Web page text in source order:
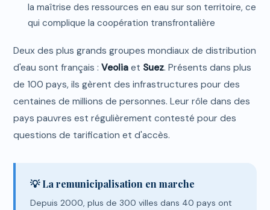
la maîtrise des ressources en eau sur son territoire, ce
qui complique la coopération transfrontalière
Deux des plus grands groupes mondiaux de distribution
d'eau sont français :Veolia et Suez. Présents dans plus
de 100 pays, ils gèrent des infrastructures pour des
centaines de millions de personnes. Leur rôle dans des
pays pauvres est régulièrement contesté pour des
questions de tarification et d'accès.
💡 La remunicipalisation en marche
Depuis 2000, plus de 300 villes dans 40 pays ont